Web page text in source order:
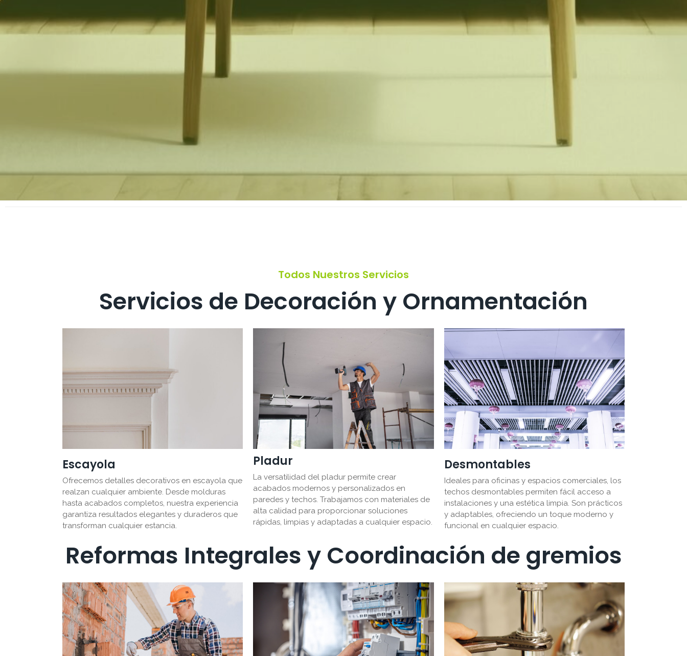
Todos Nuestros Servicios
Servicios de Decoración y Ornamentación
Escayola
Ofrecemos detalles decorativos en escayola que
realzan cualquier ambiente. Desde molduras
hasta acabados completos, nuestra experiencia
garantiza resultados elegantes y duraderos que
transforman cualquier estancia.
Pladur
La versatilidad del pladur permite crear
acabados modernos y personalizados en
paredes y techos. Trabajamos con materiales de
alta calidad para proporcionar soluciones
rápidas, limpias y adaptadas a cualquier espacio.
Desmontables
Ideales para oficinas y espacios comerciales, los
techos desmontables permiten fácil acceso a
instalaciones y una estética limpia. Son prácticos
y adaptables, ofreciendo un toque moderno y
funcional en cualquier espacio.
Reformas Integrales y Coordinación de gremios